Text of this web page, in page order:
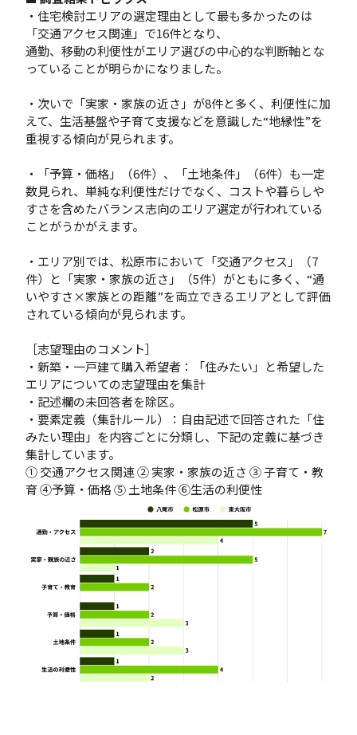
・住宅検討エリアの選定理由として最も多かったのは
「交通アクセス関連」で16件となり、
通勤、移動の利便性がエリア選びの中心的な判断軸とな
っていることが明らかになりました。
・次いで「実家・家族の近さ」が8件と多く、利便性に加
えて、生活基盤や子育て支援などを意識した“地縁性”を
重視する傾向が見られます。
・「予算・価格」（6件）、「土地条件」（6件）も一定
数見られ、単純な利便性だけでなく、コストや暮らしや
すさを含めたバランス志向のエリア選定が行われている
ことがうかがえます。
・エリア別では、松原市において「交通アクセス」（7
件）と「実家・家族の近さ」（5件）がともに多く、“通
いやすさ×家族との距離”を両立できるエリアとして評価
されている傾向が見られます。
［志望理由のコメント］
・新築・一戸建て購入希望者：「住みたい」と希望した
エリアについての志望理由を集計
・記述欄の未回答者を除区。
・要素定義（集計ルール）：自由記述で回答された「住
みたい理由」を内容ごとに分類し、下記の定義に基づき
集計しています。
① 交通アクセス関連 ② 実家・家族の近さ ③ 子育て・教
育 ④予算・価格 ⑤ 土地条件 ⑥生活の利便性